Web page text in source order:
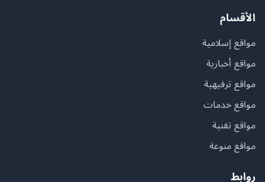
الأقسام
مواقع إسلامية
مواقع أخبارية
مواقع ترفيهية
مواقع خدمات
مواقع تقنية
مواقع منوعة
روابط